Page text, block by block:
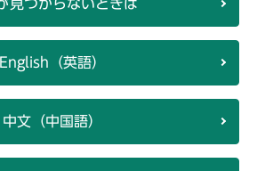
見つからないときは
English（英語）
中文（中国語）